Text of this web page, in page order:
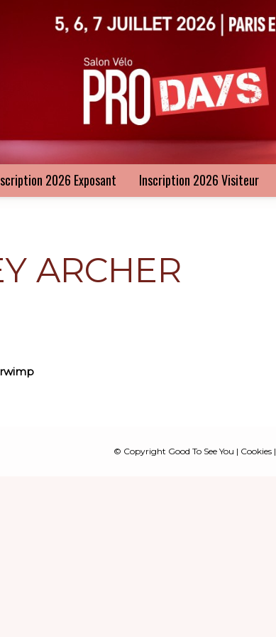
2026 Exposant Inscription 2026 Visiteur
ARCHER
© Copyright Good To See You | Cookies|